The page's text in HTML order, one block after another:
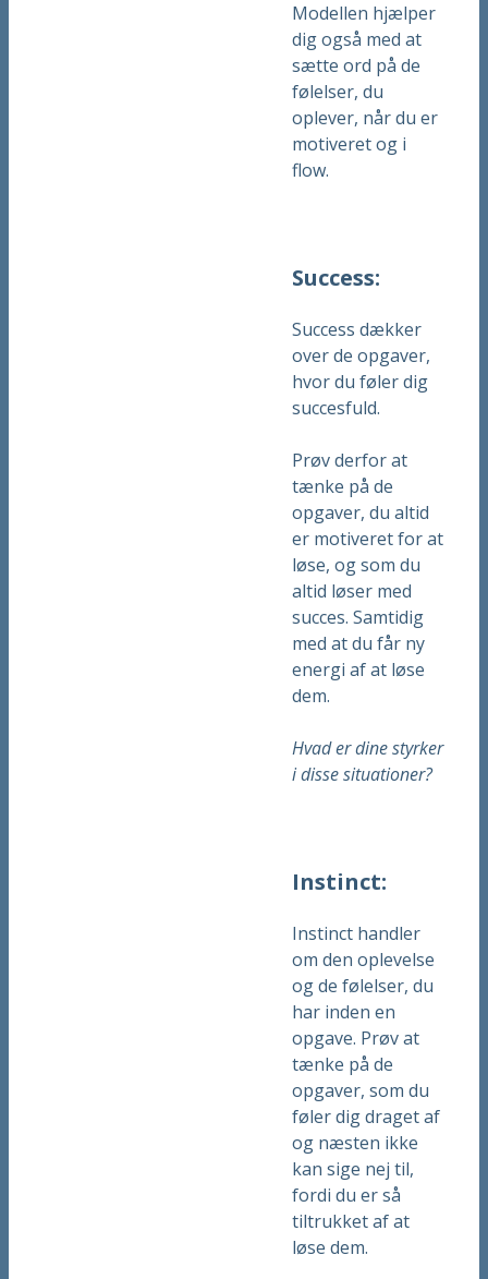
Modellen hjælper
dig også med at
sætte ord på de
følelser, du
oplever, når du er
motiveret og i
flow.
Success:
Success dækker
over de opgaver,
hvor du føler dig
succesfuld.
Prøv derfor at
tænke på de
opgaver, du altid
er motiveret for at
løse, og som du
altid løser med
succes. Samtidig
med at du får ny
energi af at løse
dem.
Hvad er dine styrker
i disse situationer?
Instinct:
Instinct handler
om den oplevelse
og de følelser, du
har inden en
opgave. Prøv at
tænke på de
opgaver, som du
føler dig draget af
og næsten ikke
kan sige nej til,
fordi du er så
tiltrukket af at
løse dem.